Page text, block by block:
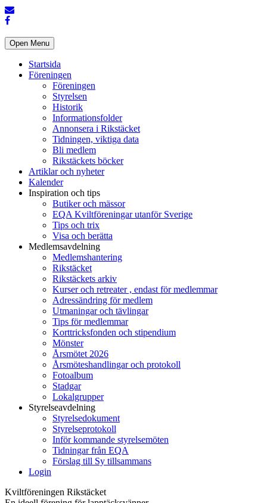
Open Menu
Startsida
Föreningen
Föreningen
Styrelsen
Historik
Informationsfolder
Annonsera i Rikstäcket
Tidningen, viktiga data
Bli medlem
Rikstäckets böcker
Artiklar och nyheter
Kalender
Inspiration och tips
Butiker och mässor
EQA Kviltföreningar utanför Sverige
Tips och trix
Visa och berätta
Medlemsavdelning
Medlemshantering
Rikstäcket
Rikstäckets arkiv
Kurser och retreater , endast för medlemmar
Adressändring för medlem
Utmaningar och tävlingar
Tips för medlemmar
Korttricksfonden och stipendium
Mönster
Årsmötet 2026
Årsmöteshandlingar och protokoll
Fotoalbum
Stadgar
Lokalgrupper
Styrelseavdelning
Styrelsedokument
Styrelseprotokoll
Inför kommande styrelsemöten
Tidningar från EQA
Förslag till Sy tillsammans
Login
Kviltföreningen Rikstäcket